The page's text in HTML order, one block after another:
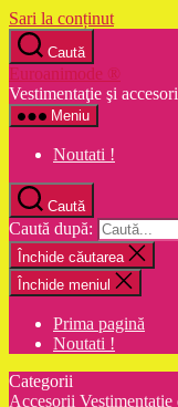
Sari la conținut
Caută
Euroanimode ®
Vestimentaţie şi
Meniu
Noutati !
Caută
Caută după:
Închide căutarea
Închide meniul
Prima pagină
Noutati !
Categorii
Accesorii Vestimentaţie